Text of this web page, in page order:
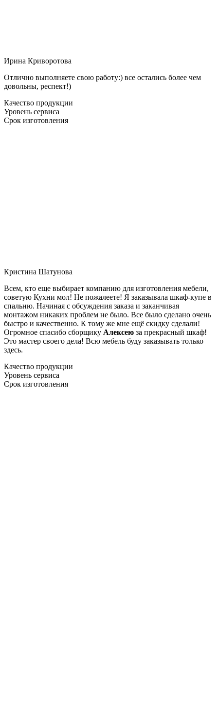
Ирина Криворотова
Отлично выполняете свою работу:) все остались более чем
довольны, респект!)
Качество продукции
Уровень сервиса
Срок изготовления
Кристина Шатунова
Всем, кто еще выбирает компанию для изготовления мебели,
советую Кухни мол! Не пожалеете! Я заказывала шкаф-купе в
спальню. Начиная с обсуждения заказа и заканчивая
монтажом никаких проблем не было. Все было сделано очень
быстро и качественно. К тому же мне ещё скидку сделали!
Огромное спасибо сборщику Алексею за прекрасный шкаф!
Это мастер своего дела! Всю мебель буду заказывать только
здесь.
Качество продукции
Уровень сервиса
Срок изготовления